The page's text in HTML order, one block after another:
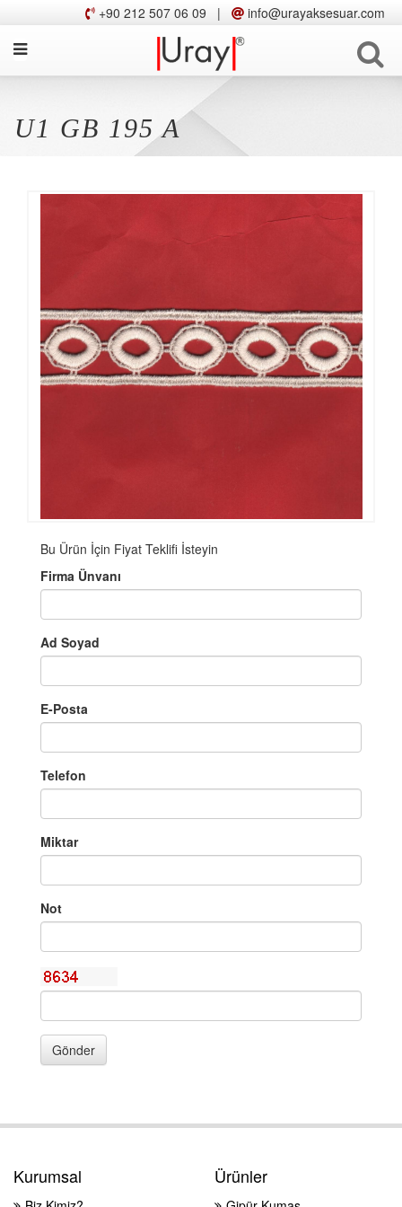
+90 212 507 06 09 | info@urayaksesuar.com
U1 GB 195 A
Bu Ürün İçin Fiyat Teklifi İsteyin
Firma Ünvanı
Ad Soyad
E-Posta
Telefon
Miktar
Not
Gönder
Kurumsal Ürünler